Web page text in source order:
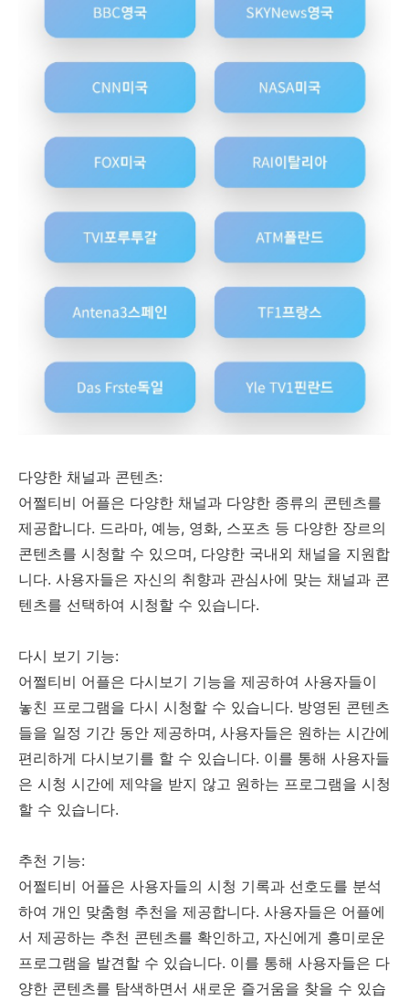
다양한 채널과 콘텐츠:
어쩔티비 어플은 다양한 채널과 다양한 종류의 콘텐츠를
제공합니다. 드라마, 예능, 영화, 스포츠 등 다양한 장르의
콘텐츠를 시청할 수 있으며, 다양한 국내외 채널을 지원합
니다. 사용자들은 자신의 취향과 관심사에 맞는 채널과 콘
텐츠를 선택하여 시청할 수 있습니다.
다시 보기 기능:
어쩔티비 어플은 다시보기 기능을 제공하여 사용자들이
놓친 프로그램을 다시 시청할 수 있습니다. 방영된 콘텐츠
들을 일정 기간 동안 제공하며, 사용자들은 원하는 시간에
편리하게 다시보기를 할 수 있습니다. 이를 통해 사용자들
은 시청 시간에 제약을 받지 않고 원하는 프로그램을 시청
할 수 있습니다.
추천 기능:
어쩔티비 어플은 사용자들의 시청 기록과 선호도를 분석
하여 개인 맞춤형 추천을 제공합니다. 사용자들은 어플에
서 제공하는 추천 콘텐츠를 확인하고, 자신에게 흥미로운
프로그램을 발견할 수 있습니다. 이를 통해 사용자들은 다
양한 콘텐츠를 탐색하면서 새로운 즐거움을 찾을 수 있습